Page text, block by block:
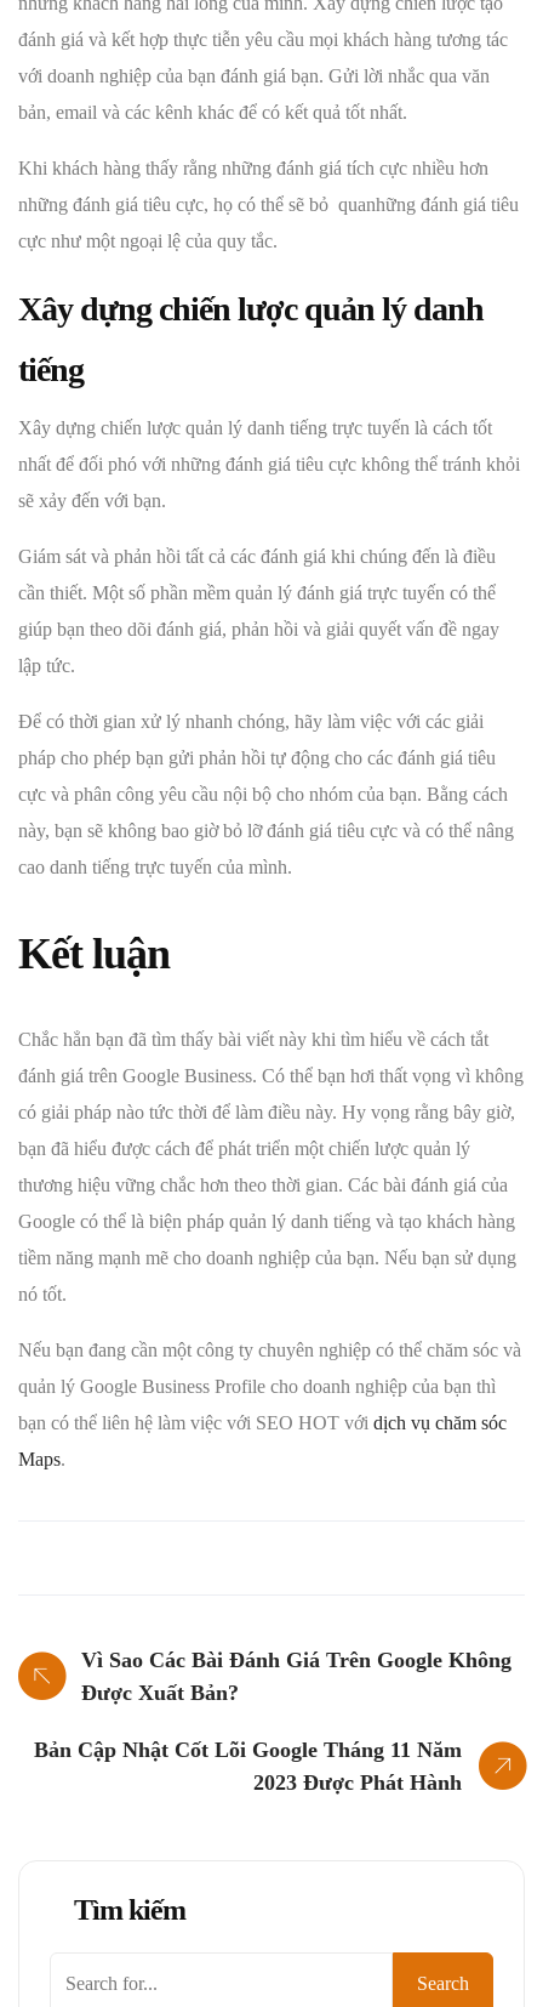
đánh giá và kết hợp thực tiễn yêu cầu mọi khách hàng tương tác
với doanh nghiệp của bạn đánh giá bạn. Gửi lời nhắc qua văn
bản, email và các kênh khác để có kết quả tốt nhất.
Khi khách hàng thấy rằng những đánh giá tích cực nhiều hơn
những đánh giá tiêu cực, họ có thể sẽ bỏ quanhững đánh giá tiêu
cực như một ngoại lệ của quy tắc.
Xây dựng chiến lược quản lý danh
tiếng
Xây dựng chiến lược quản lý danh tiếng trực tuyến là cách tốt
nhất để đối phó với những đánh giá tiêu cực không thể tránh khỏi
sẽ xảy đến với bạn.
Giám sát và phản hồi tất cả các đánh giá khi chúng đến là điều
cần thiết. Một số phần mềm quản lý đánh giá trực tuyến có thể
giúp bạn theo dõi đánh giá, phản hồi và giải quyết vấn đề ngay
lập tức.
Để có thời gian xử lý nhanh chóng, hãy làm việc với các giải
pháp cho phép bạn gửi phản hồi tự động cho các đánh giá tiêu
cực và phân công yêu cầu nội bộ cho nhóm của bạn. Bằng cách
này, bạn sẽ không bao giờ bỏ lỡ đánh giá tiêu cực và có thể nâng
cao danh tiếng trực tuyến của mình.
Kết luận
Chắc hẳn bạn đã tìm thấy bài viết này khi tìm hiểu về cách tắt
đánh giá trên Google Business. Có thể bạn hơi thất vọng vì không
có giải pháp nào tức thời để làm điều này. Hy vọng rằng bây giờ,
bạn đã hiểu được cách để phát triển một chiến lược quản lý
thương hiệu vững chắc hơn theo thời gian. Các bài đánh giá của
Google có thể là biện pháp quản lý danh tiếng và tạo khách hàng
tiềm năng mạnh mẽ cho doanh nghiệp của bạn. Nếu bạn sử dụng
nó tốt.
Nếu bạn đang cần một công ty chuyên nghiệp có thể chăm sóc và
quản lý Google Business Profile cho doanh nghiệp của bạn thì
bạn có thể liên hệ làm việc với SEO HOT với dịch vụ chăm sóc
Maps.
Vì Sao Các Bài Đánh Giá Trên Google Không
Được Xuất Bản?
Bản Cập Nhật Cốt Lõi Google Tháng 11 Năm
2023 Được Phát Hành
Tìm kiếm
Search